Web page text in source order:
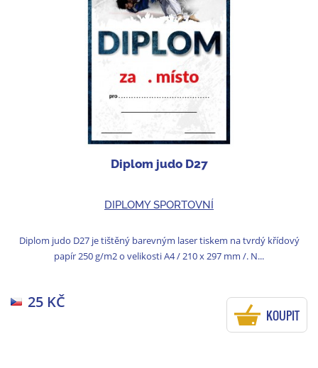
Diplom judo D27
DIPLOMY SPORTOVNÍ
Diplom judo D27 je tištěný barevným laser tiskem na tvrdý křídový
papír 250 g/m2 o velikosti A4 / 210 x 297 mm /. N...
25 KČ
KOUPIT